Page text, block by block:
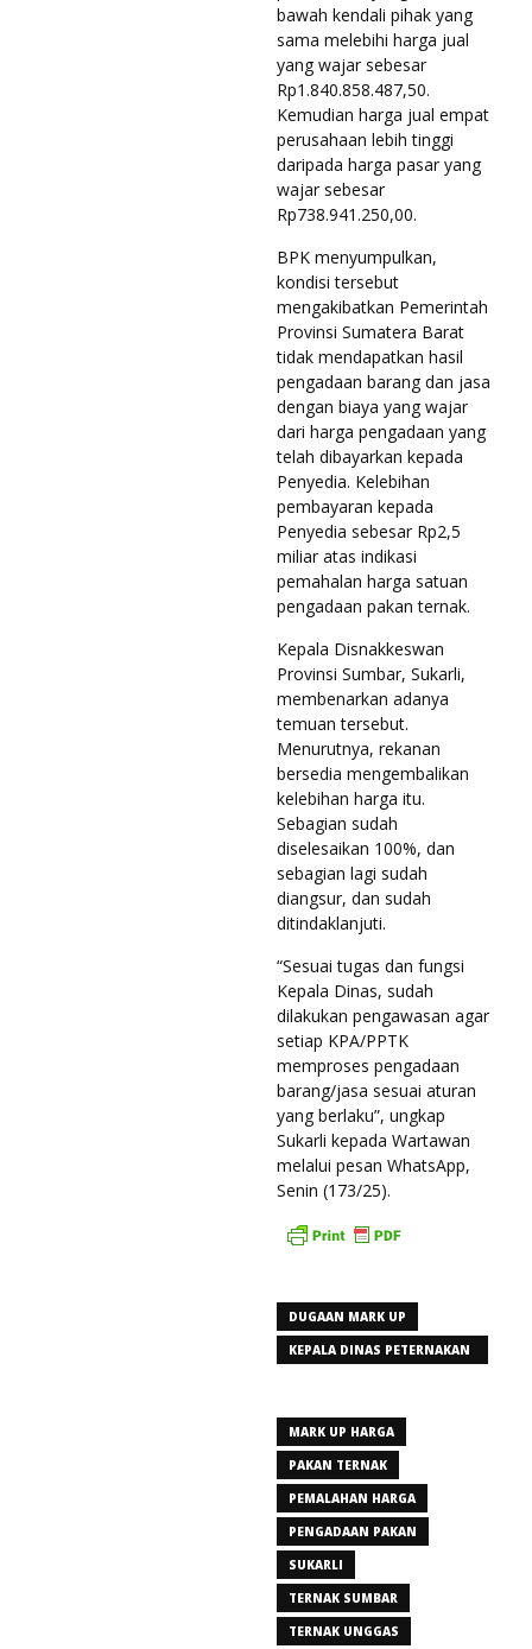
bawah kendali pihak yang
sama melebihi harga jual
yang wajar sebesar
Rp1.840.858.487,50.
Kemudian harga jual empat
perusahaan lebih tinggi
daripada harga pasar yang
wajar sebesar
Rp738.941.250,00.
BPK menyumpulkan,
kondisi tersebut
mengakibatkan Pemerintah
Provinsi Sumatera Barat
tidak mendapatkan hasil
pengadaan barang dan jasa
dengan biaya yang wajar
dari harga pengadaan yang
telah dibayarkan kepada
Penyedia. Kelebihan
pembayaran kepada
Penyedia sebesar Rp2,5
miliar atas indikasi
pemahalan harga satuan
pengadaan pakan ternak.
Kepala Disnakkeswan
Provinsi Sumbar, Sukarli,
membenarkan adanya
temuan tersebut.
Menurutnya, rekanan
bersedia mengembalikan
kelebihan harga itu.
Sebagian sudah
diselesaikan 100%, dan
sebagian lagi sudah
diangsur, dan sudah
ditindaklanjuti.
“Sesuai tugas dan fungsi
Kepala Dinas, sudah
dilakukan pengawasan agar
setiap KPA/PPTK
memproses pengadaan
barang/jasa sesuai aturan
yang berlaku”, ungkap
Sukarli kepada Wartawan
melalui pesan WhatsApp,
Senin (173/25).
DUGAAN MARK UP
KEPALA DINAS PETERNAKAN
MARK UP HARGA
PAKAN TERNAK
PEMALAHAN HARGA
PENGADAAN PAKAN
SUKARLI
TERNAK SUMBAR
TERNAK UNGGAS